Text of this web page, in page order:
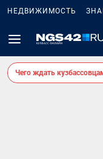
НЕДВИЖИМОСТЬ
Чего ждать